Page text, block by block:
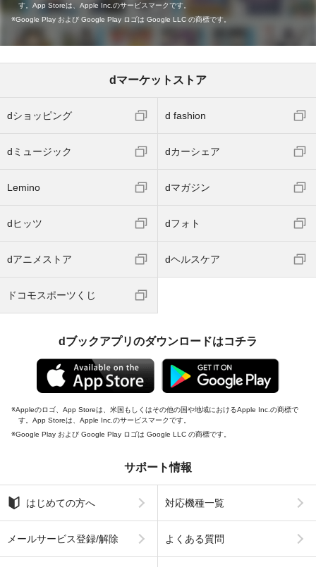
す。App Storeは、Apple Inc.のサービスマークです。
Google Play および Google Play ロゴは Google LLC の商標です。
dマーケットストア
dショッピング d fashion
dミュージック dカーシェア
Lemino dマガジン
dヒッツ dフォト
dアニメストア dヘルスケア
ドコモスポーツくじ
dブックアプリのダウンロードはコチラ
Appleのロゴ、App Storeは、米国もしくはその他の国や地域におけるApple Inc.の商標で
す。App Storeは、Apple Inc.のサービスマークです。
Google Play および Google Play ロゴは Google LLC の商標です。
サポート情報
はじめての方へ 対応機種一覧
メールサービス登録/解除 よくある質問